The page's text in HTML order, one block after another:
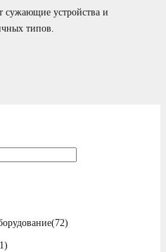
сужающие устройства и
типов.
(72)